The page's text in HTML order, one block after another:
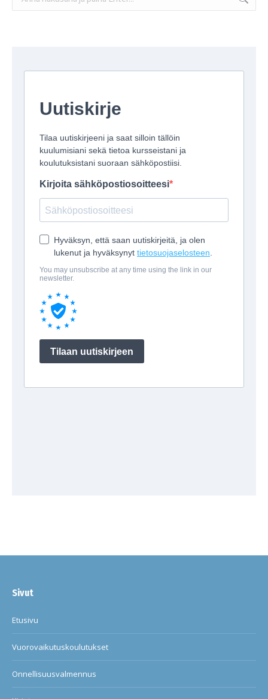
Sivut
Etusivu
Vuorovaikutuskoulutukset
Onnellisuusvalmennus